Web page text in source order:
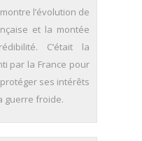
l’évolution de
et la montée
C’était la
par la France pour
ses intérêts
guerre froide.